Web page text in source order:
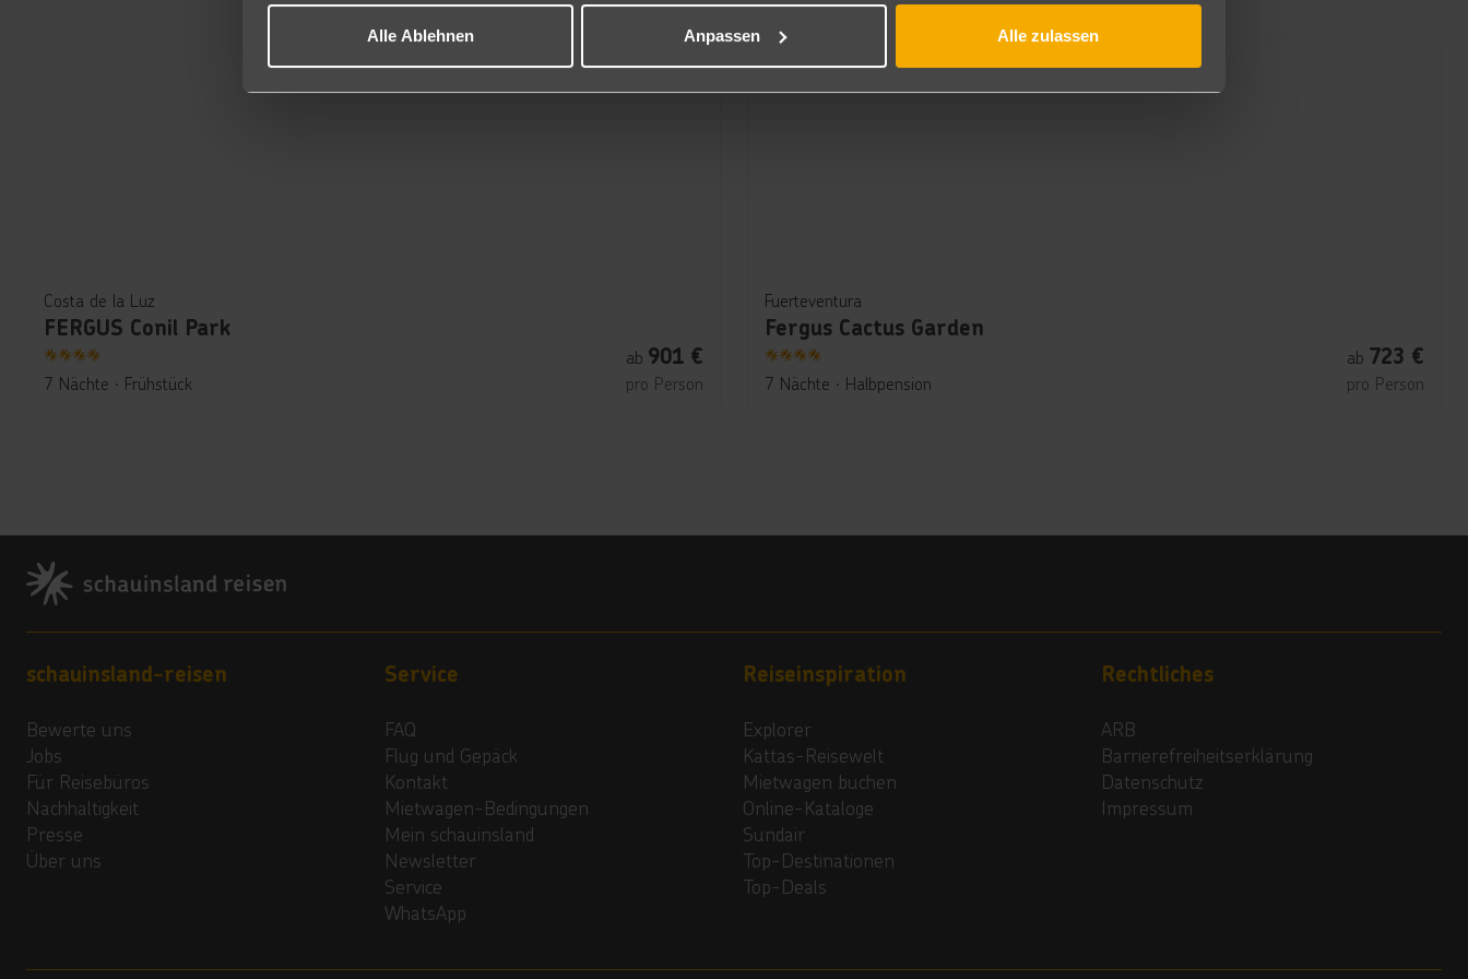
Alle Ablehnen Anpassen Alle zulassen
Costa de la Luz
FERGUS Conil Park
4
7 Nächte ∙ Frühstück
ab 901 €
pro Person
Fuerteventura
Fergus Cactus Garden
4
7 Nächte ∙ Halbpension
ab 723 €
pro Person
Footer
Footer navigation
schauinsland-reisen
Bewerte uns
Jobs
Für Reisebüros
Nachhaltigkeit
Presse
Über uns
Service
FAQ
Flug und Gepäck
Kontakt
Mietwagen-Bedingungen
Mein schauinsland
Newsletter
Service
WhatsApp
Reiseinspiration
Explorer
Kattas-Reisewelt
Mietwagen buchen
Online-Kataloge
Sundair
Top-Destinationen
Top-Deals
Rechtliches
ARB
Barrierefreiheitserklärung
Datenschutz
Impressum